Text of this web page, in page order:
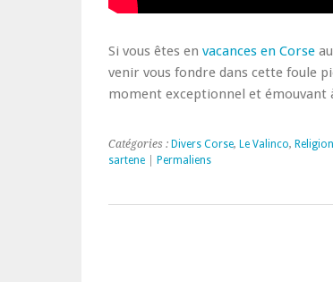
Si vous êtes en vacances en Corse
venir vous fondre dans cette foule
moment exceptionnel et émouvant
Catégories : Divers Corse, Le Valinco,
sartene
Permaliens